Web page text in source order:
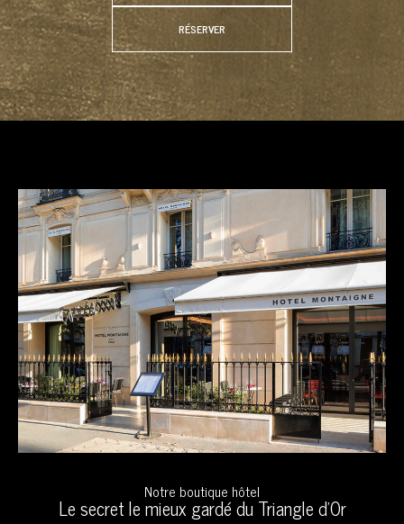
RÉSERVER
Notre boutique hôtel
Le secret le mieux gardé du Triangle d'Or